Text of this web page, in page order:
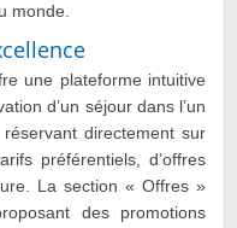
monde.
une plateforme intuitive
d’un séjour dans l’un
directement sur
préférentiels, d’offres
La section « Offres »
des promotions